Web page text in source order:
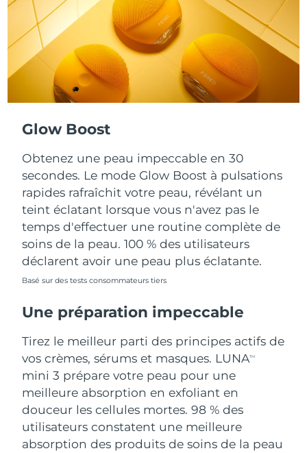
Glow Boost
Obtenez une peau impeccable en 30
secondes. Le mode Glow Boost à pulsations
rapides rafraîchit votre peau, révélant un
teint éclatant lorsque vous n'avez pas le
temps d'effectuer une routine complète de
soins de la peau. 100 % des utilisateurs
déclarent avoir une peau plus éclatante.
Basé sur des tests consommateurs tiers
Une préparation impeccable
Tirez le meilleur parti des principes actifs de
vos crèmes, sérums et masques. LUNATM
mini 3 prépare votre peau pour une
meilleure absorption en exfoliant en
douceur les cellules mortes. 98 % des
utilisateurs constatent une meilleure
absorption des produits de soins de la peau
Taïwan Livraison estimée 8/13/26
Thaïlande Livraison estimée8/12/26
Turquie Livraison estimée8/9/26
Émirats arabes unis
Royaume-Uni Livraison estimée
États-Unis Livraison estimée
Ouzbékistan Livraison estimée8/13/26
Viêt Nam Livraison estimée